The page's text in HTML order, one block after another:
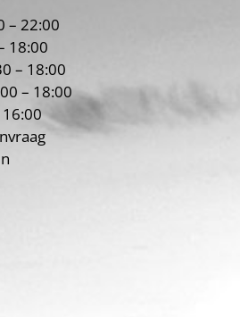
– 22:00
18:00
– 18:00
– 18:00
16:00